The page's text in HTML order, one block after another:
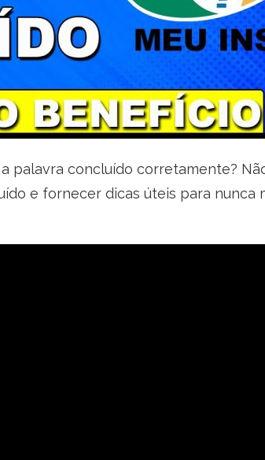
palavra concluído corretamente?
e fornecer dicas úteis para nunca